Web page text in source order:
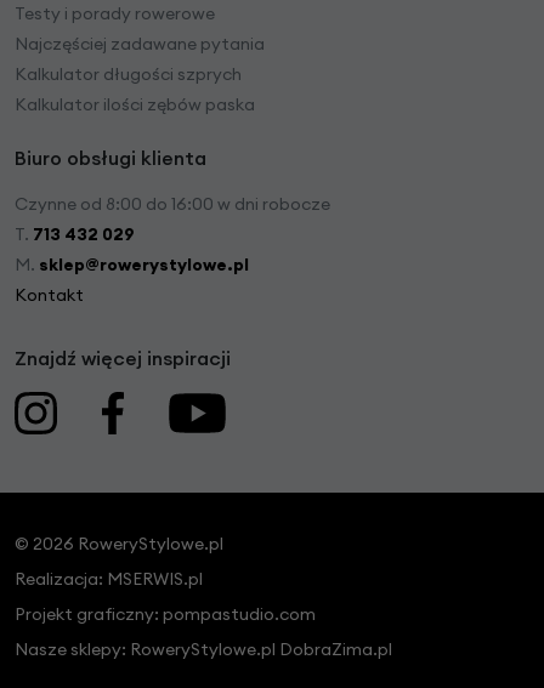
Testy i porady rowerowe
Najczęściej zadawane pytania
Kalkulator długości szprych
Kalkulator ilości zębów paska
Biuro obsługi klienta
Czynne od 8:00 do 16:00 w dni robocze
T. 713 432 029
M. sklep@rowerystylowe.pl
Kontakt
Znajdź więcej inspiracji
© 2026 RoweryStylowe.pl
Realizacja: MSERWIS.pl
Projekt graficzny: pompastudio.com
Nasze sklepy: RoweryStylowe.pl DobraZima.pl